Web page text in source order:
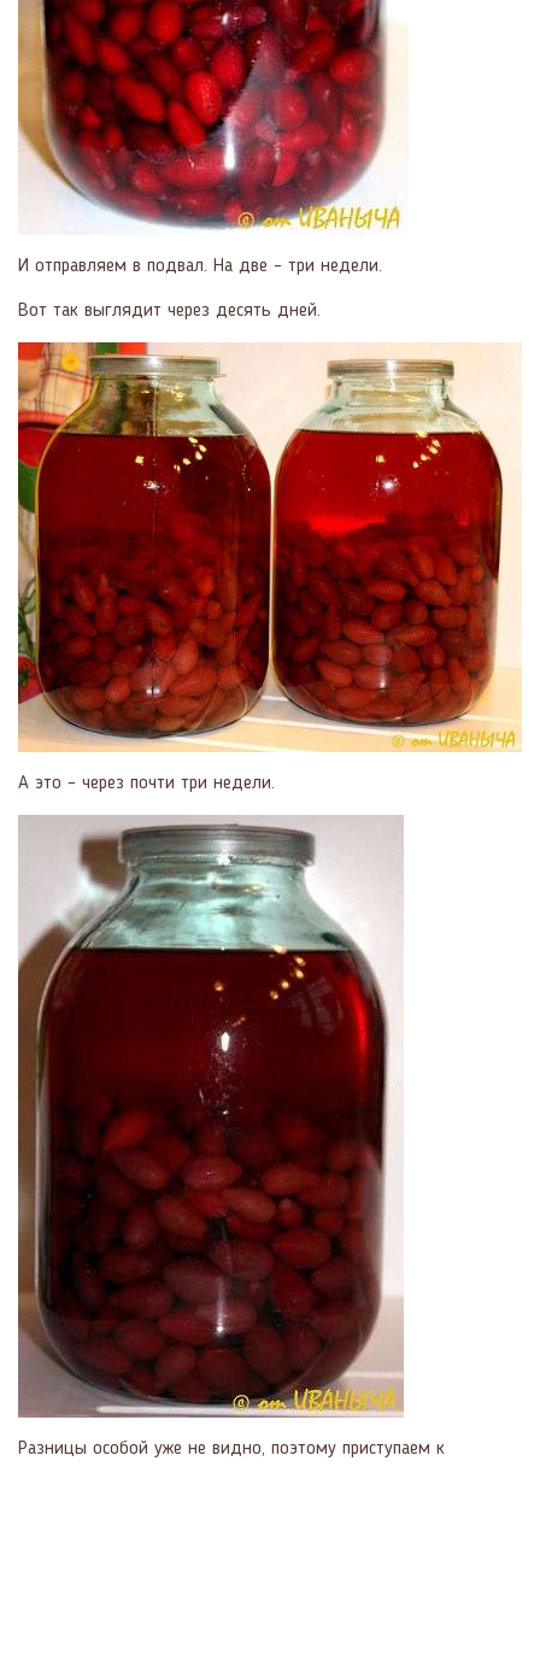
И отправляем в подвал. На две – три недели.
Вот так выглядит через десять дней.
А это – через почти три недели.
Разницы особой уже не видно, поэтому приступаем к